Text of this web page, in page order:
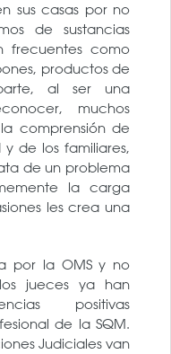
sus casas por no
de sustancias
frecuentes como
productos de
al ser una
muchos
comprensión de
de los familiares,
de un problema
la carga
les crea una
por la OMS y no
jueces ya han
positivas
de la SQM.
Judiciales van